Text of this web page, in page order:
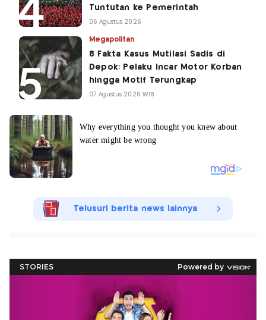
Tuntutan ke Pemerintah
06 Agustus 2026
Megapolitan
8 Fakta Kasus Mutilasi Sadis di
Depok: Pelaku Incar Motor Korban
hingga Motif Terungkap
07 Agustus 2026 WIB
Telusuri berita news lainnya